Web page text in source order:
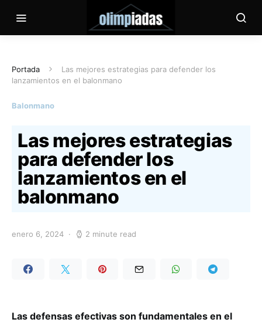
Portada
Las mejores estrategias para defender los
lanzamientos en el balonmano
Balonmano
Las mejores estrategias
para defender los
lanzamientos en el
balonmano
enero 6, 2024 2 minute read
Las defensas efectivas son fundamentales en el